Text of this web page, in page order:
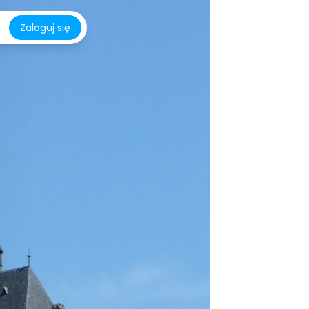
Zaloguj się